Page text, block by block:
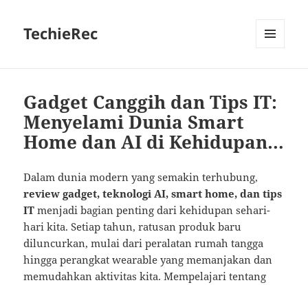
TechieRec
Gadget Canggih dan Tips IT:
Menyelami Dunia Smart
Home dan AI di Kehidupan…
Dalam dunia modern yang semakin terhubung,
review gadget, teknologi AI, smart home, dan tips
IT menjadi bagian penting dari kehidupan sehari-
hari kita. Setiap tahun, ratusan produk baru
diluncurkan, mulai dari peralatan rumah tangga
hingga perangkat wearable yang memanjakan dan
memudahkan aktivitas kita. Mempelajari tentang